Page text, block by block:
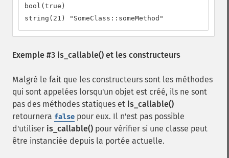
bool(true)
string(21) "SomeClass::someMethod"
Exemple #3 is_callable() et les constructeurs
Malgré le fait que les constructeurs sont les méthodes
qui sont appelées lorsqu'un objet est créé, ils ne sont
pas des méthodes statiques et is_callable()
retournera false pour eux. Il n'est pas possible
d'utiliser is_callable() pour vérifier si une classe peut
être instanciée depuis la portée actuelle.